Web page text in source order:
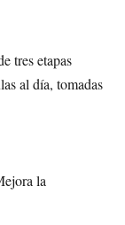
tres etapas
al día, tomadas
la